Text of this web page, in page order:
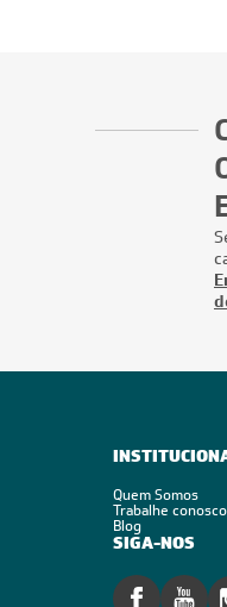
Quem Somos
Trabalhe conosco
Blog
SIGA-NOS